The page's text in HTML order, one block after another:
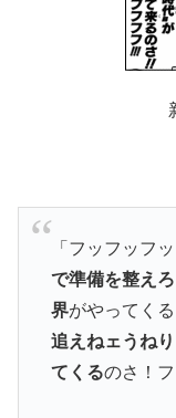
「フッフッフ
で準備を整え
界がやってく
追えねェうね
てくるのさ！フ